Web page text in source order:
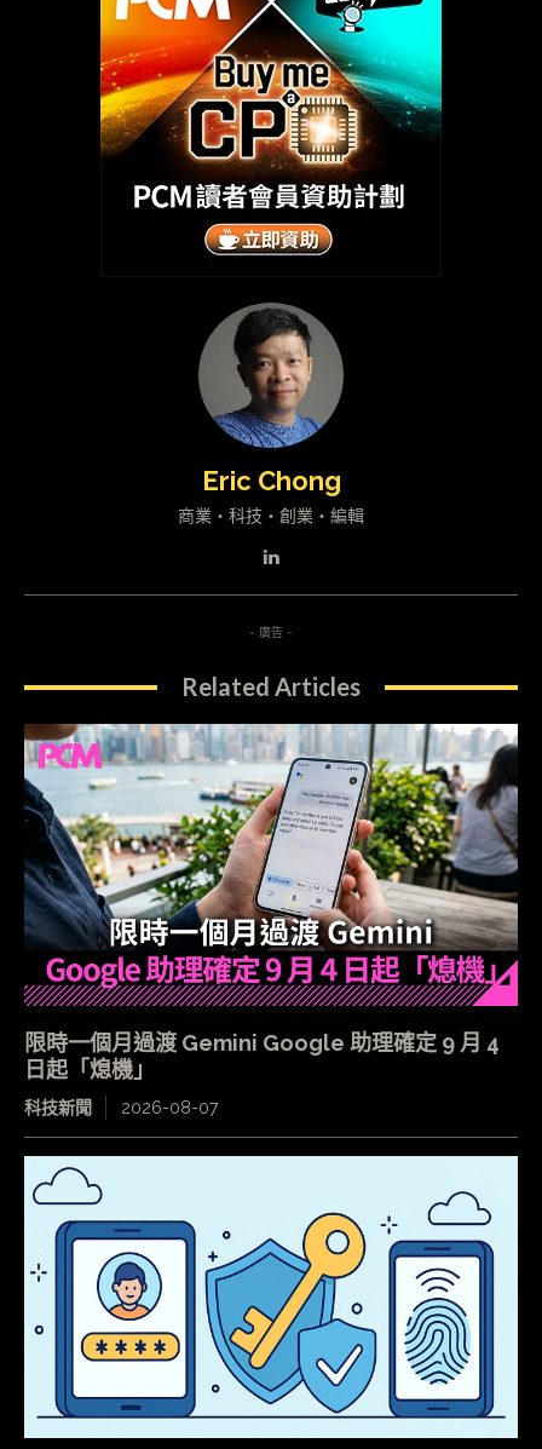
Eric Chong
商業・科技・創業・編輯
- 廣告 -
Related Articles
限時一個月過渡 Gemini Google 助理確定 9 月 4
日起「熄機」
科技新聞 2026-08-07